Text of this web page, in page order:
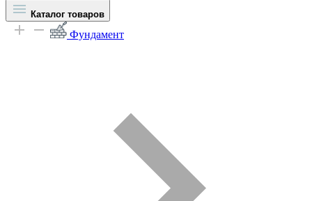
Каталог товаров
Фундамент